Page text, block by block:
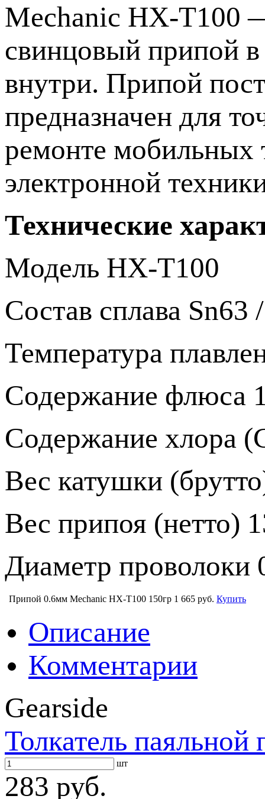
Mechanic HX-T100
свинцовый припой
внутри. Припой
предназначен для
ремонте мобильных
электронной
Технические
Модель HX-T100
Состав сплава
Температура
Содержание флюса
Содержание хлора
Вес катушки
Вес припоя (нетто)
Диаметр проволоки
Припой 0.6мм Mechanic HX-T100 150гр 1 665 руб. Купить
Описание
Комментарии
Gearside
Толкатель
шт
283 руб.